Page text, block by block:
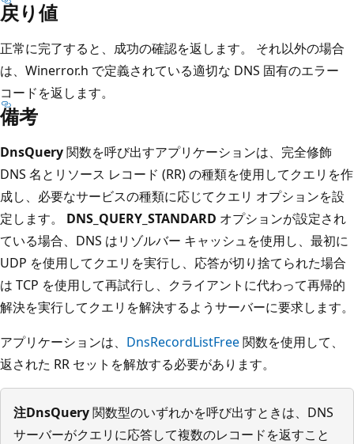
戻り値
正常に完了すると、成功の確認を返します。 それ以外の場合
は、Winerror.h で定義されている適切な DNS 固有のエラー
コードを返します。
備考
DnsQuery関数を呼び出すアプリケーションは、完全修飾
DNS 名とリソース レコード (RR) の種類を使用してクエリを作
成し、必要なサービスの種類に応じてクエリ オプションを設
定します。 DNS_QUERY_STANDARD オプションが設定され
ている場合、DNS はリゾルバー キャッシュを使用し、最初に
UDP を使用してクエリを実行し、応答が切り捨てられた場合
は TCP を使用して再試行し、クライアントに代わって再帰的
解決を実行してクエリを解決するようサーバーに要求します。
アプリケーションは、 DnsRecordListFree関数を使用して、
返された RR セットを解放する必要があります。
注DnsQuery関数型のいずれかを呼び出すときは、DNS
サーバーがクエリに応答して複数のレコードを返すこと